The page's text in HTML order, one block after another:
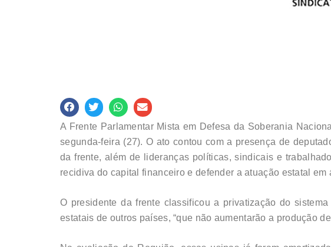
A Frente Parlamentar Mista em Defesa da Soberania
segunda-feira (27). O ato contou com a presença de
da frente, além de lideranças políticas, sindicais e
recidiva do capital financeiro e defender a atuação estatal
O presidente da frente classificou a privatização do
estatais de outros países, “que não aumentarão a produção